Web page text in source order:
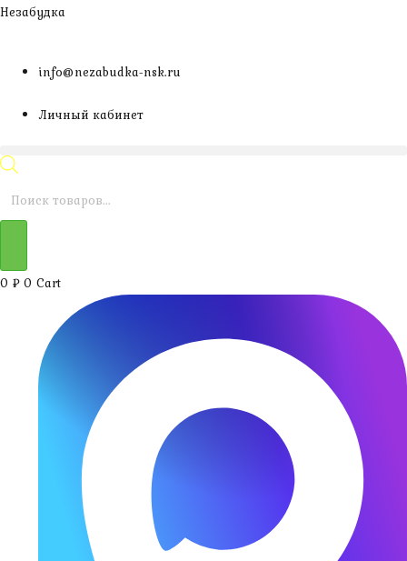
Перейти
Незабудка
info@nezabudka-nsk.ru
Личный кабинет
Поиск
0 ₽ 0 Cart